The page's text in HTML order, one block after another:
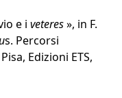
e i veteres», in F.
s. Percorsi
Edizioni ETS,